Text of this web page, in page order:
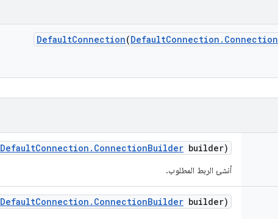
DefaultConnection(DefaultConnection . Connection
DefaultConnection . ConnectionBuilder builder)
أنشئ الربط المطلوب.
DefaultConnection . ConnectionBuilder builder)